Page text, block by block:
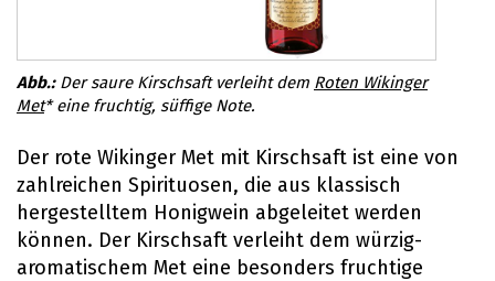
Der saure Kirschsaft verleiht dem Roten Wikinger
Met* eine fruchtig, süffige Note.
Der rote Wikinger Met mit Kirschsaft ist eine von
zahlreichen Spirituosen, die aus klassisch
hergestelltem Honigwein abgeleitet werden
können. Der Kirschsaft verleiht dem würzig-
aromatischem Met eine besonders fruchtige